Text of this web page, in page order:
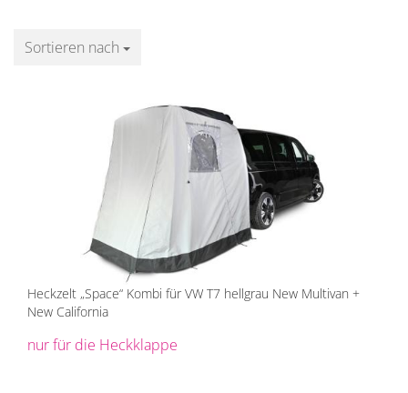
Sortieren nach
Sortieren nach
Heckzelt „Space“ Kombi für VW T7 hellgrau New Multivan +
New California
nur für die Heckklappe